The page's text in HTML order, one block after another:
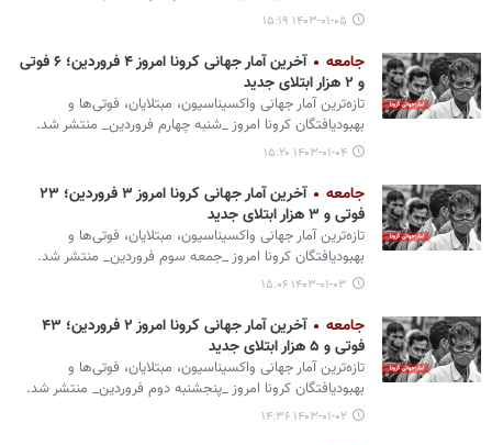
۱۴۰۳-۰۱-۰۵ ۱۵:۱۹
جامعه
آخرین آمار جهانی کرونا امروز ۴ فروردین؛ ۶ فوتی
و ۲ هزار ابتلای جدید
تازه‌ترین آمار جهانی واکسیناسیون، مبتلایان، فوتی‌ها و
بهبودیافتگان کرونا امروز _شنبه چهارم فروردین_ منتشر شد.
۱۴۰۳-۰۱-۰۴ ۱۵:۲۰
جامعه
آخرین آمار جهانی کرونا امروز ۳ فروردین؛ ۲۳
فوتی و ۳ هزار ابتلای جدید
تازه‌ترین آمار جهانی واکسیناسیون، مبتلایان، فوتی‌ها و
بهبودیافتگان کرونا امروز _جمعه سوم فروردین_ منتشر شد.
۱۴۰۳-۰۱-۰۳ ۱۵:۰۶
جامعه
آخرین آمار جهانی کرونا امروز ۲ فروردین؛ ۴۳
فوتی و ۵ هزار ابتلای جدید
تازه‌ترین آمار جهانی واکسیناسیون، مبتلایان، فوتی‌ها و
بهبودیافتگان کرونا امروز _پنجشنبه دوم فروردین_ منتشر شد.
۱۴۰۳-۰۱-۰۲ ۱۴:۳۶